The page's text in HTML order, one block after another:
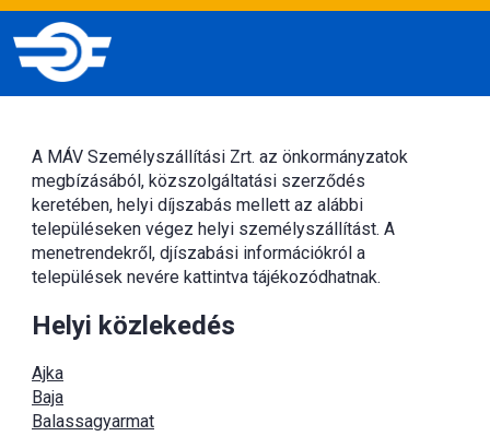
A MÁV Személyszállítási Zrt. az önkormányzatok
megbízásából, közszolgáltatási szerződés
keretében, helyi díjszabás mellett az alábbi
településeken végez helyi személyszállítást. A
menetrendekről, djíszabási információkról a
települések nevére kattintva tájékozódhatnak.
Helyi közlekedés
Ajka
Baja
Balassagyarmat